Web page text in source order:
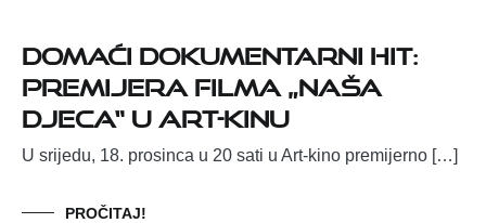
Domaći dokumentarni hit:
Premijera filma „Naša
djeca“ u Art-kinu
U srijedu, 18. prosinca u 20 sati u Art-kino premijerno […]
PROČITAJ!